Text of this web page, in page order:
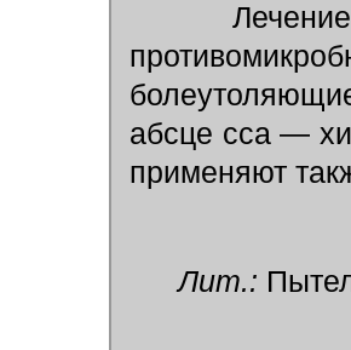
абсце сса —
применяют
Лит.: